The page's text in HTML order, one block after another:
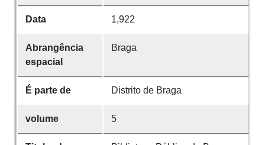
Data 1,922
Abrangência
espacial
Braga
É parte de Distrito de Braga
volume 5